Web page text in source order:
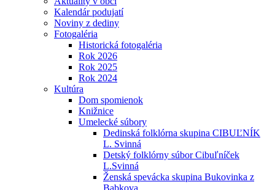
Kalendár podujatí
Noviny z dediny
Fotogaléria
Historická fotogaléria
Rok 2026
Rok 2025
Rok 2024
Kultúra
Dom spomienok
Knižnice
Umelecké súbory
Dedinská folklórna skupina CIBUĽNÍK
L. Svinná
Detský folklórny súbor Cibuľníček
L.Svinná
Ženská spevácka skupina Bukovinka z
Babkova